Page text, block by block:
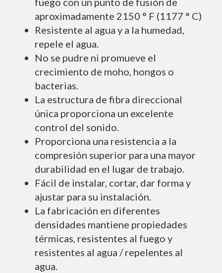
aproximadamente 2150 ° F (1177 ° C)
Resistente al agua y a la humedad,
repele el agua.
No se pudre ni promueve el
crecimiento de moho, hongos o
bacterias.
La estructura de fibra direccional
única proporciona un excelente
control del sonido.
Proporciona una resistencia a la
compresión superior para una mayor
durabilidad en el lugar de trabajo.
Fácil de instalar, cortar, dar forma y
ajustar para su instalación.
La fabricación en diferentes
densidades mantiene propiedades
térmicas, resistentes al fuego y
resistentes al agua / repelentes al
agua.